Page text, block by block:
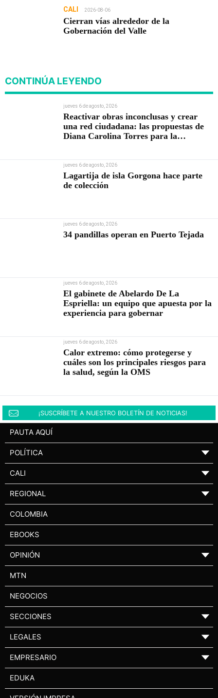
CALI 2026-08-06
Cierran vías alrededor de la
Gobernación del Valle
CONTINÚA LEYENDO
jueves 6 de agosto, 2026
Reactivar obras inconclusas y crear
una red ciudadana: las propuestas de
Diana Carolina Torres para la
jueves 6 de agosto, 2026
Lagartija de isla Gorgona hace parte
de colección
jueves 6 de agosto, 2026
34 pandillas operan en Puerto Tejada
jueves 6 de agosto, 2026
El gabinete de Abelardo De La
Espriella: un equipo que apuesta por la
experiencia para gobernar
jueves 6 de agosto, 2026
Calor extremo: cómo protegerse y
cuáles son los principales riesgos para
la salud, según la OMS
¡SUSCRÍBETE A NUESTRO BOLETÍN DE NOTICIAS!
PAUTA AQUÍ
POLÍTICA ▼
CALI ▼
REGIONAL ▼
COLOMBIA
EBOOKS
OPINIÓN ▼
MTN
NEGOCIOS
SECCIONES ▼
LEGALES ▼
EMPRESARIO ▼
EDUKA